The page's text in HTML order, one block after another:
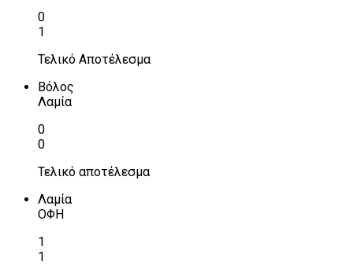
0
1
Τελικό Αποτέλεσμα
Βόλος
Λαμία
0
0
Τελικό αποτέλεσμα
Λαμία
ΟΦΗ
1
1